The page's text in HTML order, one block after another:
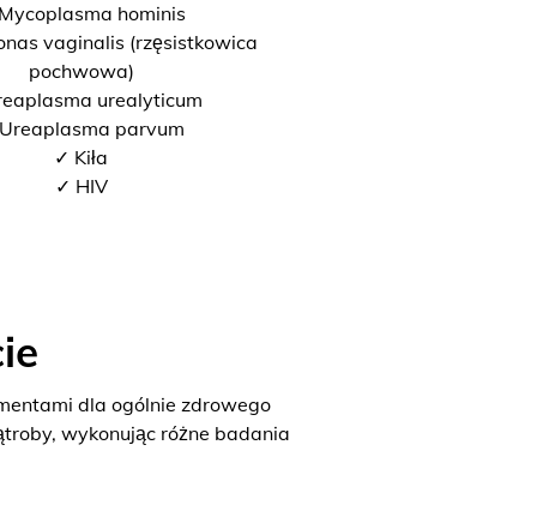
hominis
vaginalis (rzęsistkowica
pochwowa)
urealyticum
parvum
✓ Kiła
✓ HIV
dla ogólnie zdrowego
wykonując różne badania